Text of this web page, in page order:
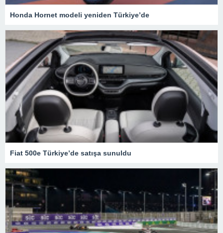
Honda Hornet modeli yeniden Türkiye’de
Fiat 500e Türkiye’de satışa sunuldu